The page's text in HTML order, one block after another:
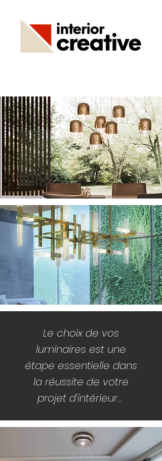
Le choix de vos
luminaires est une
étape essentielle dans
la réussite de votre
projet d’intérieur...